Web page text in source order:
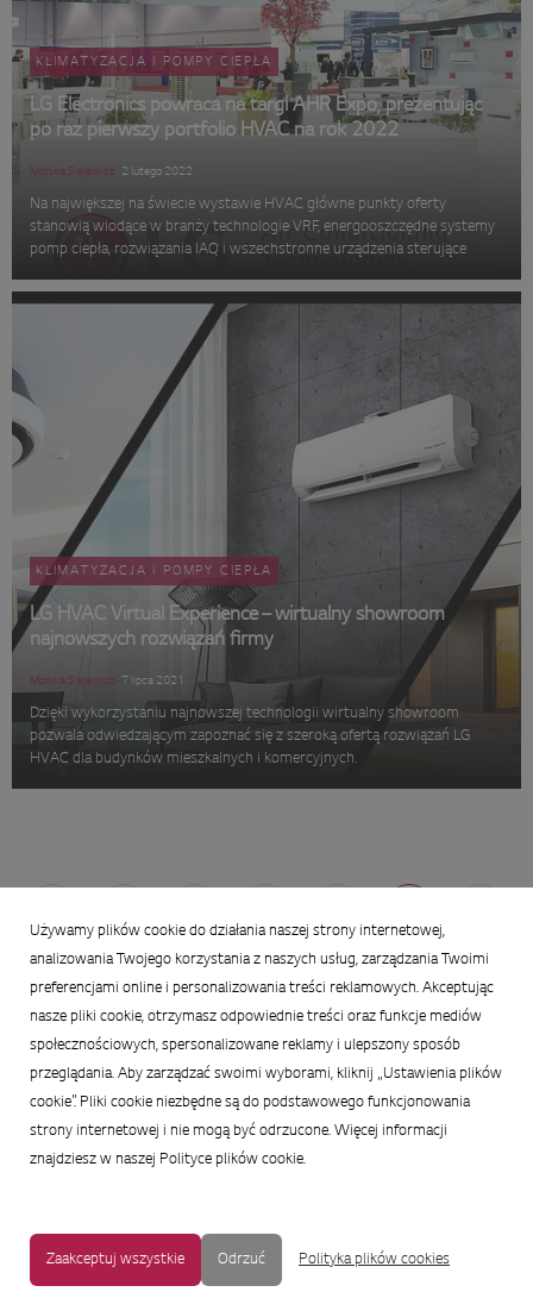
KLIMATYZACJA I POMPY CIEPŁA
LG Electronics powraca na targi AHR Expo, prezentując
po raz pierwszy portfolio HVAC na rok 2022
Monika Siejewicz 2 lutego 2022
Na największej na świecie wystawie HVAC główne punkty oferty
stanowią wiodące w branży technologie VRF, energooszczędne systemy
pomp ciepła, rozwiązania IAQ i wszechstronne urządzenia sterujące
KLIMATYZACJA I POMPY CIEPŁA
LG HVAC Virtual Experience – wirtualny showroom
najnowszych rozwiązań firmy
Monika Siejewicz 7 lipca 2021
Dzięki wykorzystaniu najnowszej technologii wirtualny showroom
pozwala odwiedzającym zapoznać się z szeroką ofertą rozwiązań LG
HVAC dla budynków mieszkalnych i komercyjnych.
MAPA STRONY | OCHRONA PRYWATNOŚCI | NOTKA PRAWNA
UŁATWIENIA DOSTĘPU
Copyright © 2009-2017 LG Electronics. Wszelkie prawa zastrzeżone.
To oficjalna strona główna firmy LG Electronics. Aby przejść do strony
korporacyjnej LG Corp lub stron innych spółek LG, proszę kliknąć
Używamy plików cookie do działania naszej strony internetowej,
analizowania Twojego korzystania z naszych usług, zarządzania Twoimi
preferencjami online i personalizowania treści reklamowych. Akceptując
nasze pliki cookie, otrzymasz odpowiednie treści oraz funkcje mediów
społecznościowych, spersonalizowane reklamy i ulepszony sposób
przeglądania. Aby zarządzać swoimi wyborami, kliknij „Ustawienia plików
cookie”. Pliki cookie niezbędne są do podstawowego funkcjonowania
strony internetowej i nie mogą być odrzucone. Więcej informacji
znajdziesz w naszej Polityce plików cookie.
Zaakceptuj wszystkie Odrzuć Polityka plików cookies